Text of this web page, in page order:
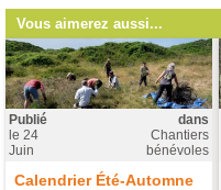
Vous aimerez aussi...
Publié
le 24
Juin
dans
Chantiers
bénévoles
Calendrier Été-Automne